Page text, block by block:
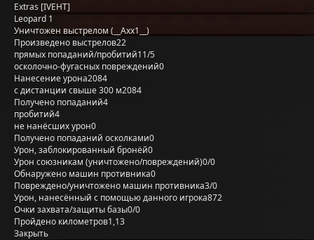
Extras [IVEHT]
Leopard 1
Уничтожен выстрелом (__Axx1__)
Произведено выстрелов22
прямых попаданий/пробитий11/5
осколочно-фугасных повреждений0
Нанесение урона2084
с дистанции свыше 300 м2084
Получено попаданий4
пробитий4
не нанёсших урон0
Получено попаданий осколками0
Урон, заблокированный бронёй0
Урон союзникам (уничтожено/повреждений)0/0
Обнаружено машин противника0
Повреждено/уничтожено машин противника3/0
Урон, нанесённый с помощью данного игрока872
Очки захвата/защиты базы0/0
Пройдено километров1,13
Закрыть